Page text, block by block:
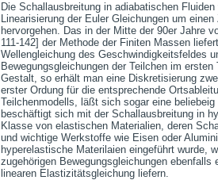
Die Schallausbreitung in adiabatischen
Linearisierung der Euler Gleichungen um
hervorgehen. Das in der Mitte der 90er Jahre
111-142] der Methode der Finiten Massen
Wellengleichung des Geschwindigkeitsfeldes
Bewegungsgleichungen der Teilchen im
Gestalt, so erhält man eine Diskretisierung
erster Ordung für die entsprechende
Teilchenmodells, läßt sich sogar eine
beschäftigt sich mit der Schallausbreitung in
Klasse von elastischen Materialien, deren
und wichtige Werkstoffe wie Eisen oder
hyperelastische Materilaien eingeführt wurde,
zugehörigen Bewegungsgleichungen
linearen Elastizitätsgleichung liefern.